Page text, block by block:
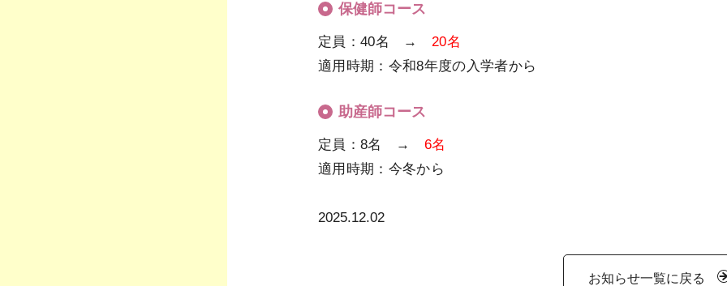
保健師コース
定員：40名 →20名
適用時期：令和8年度の入学者から
助産師コース
定員：8名 → 6名
適用時期：今冬から
2025.12.02
お知らせ一覧に戻る